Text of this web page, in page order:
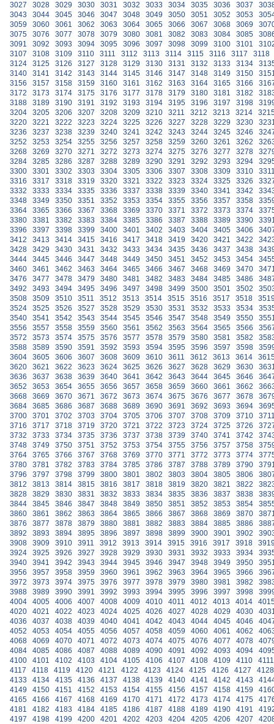
3027
3028 3029 3030 3031 3032 3033 3034 3035 3036 3037
3043
3044 3045 3046 3047 3048 3049 3050 3051 3052 3053
3059
3060 3061 3062 3063 3064 3065 3066 3067 3068 3069
3075
3076 3077 3078 3079 3080 3081 3082 3083 3084 3085
3091
3092 3093 3094 3095 3096 3097 3098 3099 3100 3101
3107
3108 3109 3110 3111 3112 3113 3114 3115 3116 3117
3118
3124
3125 3126 3127 3128 3129 3130 3131 3132 3133 3134
3140
3141 3142 3143 3144 3145 3146 3147 3148 3149 3150
3156
3157 3158 3159 3160 3161 3162 3163 3164 3165 3166
3172
3173 3174 3175 3176 3177 3178 3179 3180 3181 3182
3188
3189 3190 3191 3192 3193 3194 3195 3196 3197 3198
3204
3205 3206 3207 3208 3209 3210 3211 3212 3213 3214
3220
3221 3222 3223 3224 3225 3226 3227 3228 3229 3230
3236
3237 3238 3239 3240 3241 3242 3243 3244 3245 3246
3252
3253 3254 3255 3256 3257 3258 3259 3260 3261 3262
3268
3269 3270 3271 3272 3273 3274 3275 3276 3277 3278
3284
3285 3286 3287 3288 3289 3290 3291 3292 3293 3294
3300
3301 3302 3303 3304 3305 3306 3307 3308 3309 3310
3316
3317 3318 3319 3320 3321 3322 3323 3324 3325 3326
3332
3333 3334 3335 3336 3337 3338 3339 3340 3341 3342
3348
3349 3350 3351 3352 3353 3354 3355 3356 3357 3358
3364
3365 3366 3367 3368 3369 3370 3371 3372 3373 3374
3380
3381 3382 3383 3384 3385 3386 3387 3388 3389 3390
3396
3397 3398 3399 3400 3401 3402 3403 3404 3405 3406
3412
3413 3414 3415 3416 3417 3418 3419 3420 3421 3422
3428
3429 3430 3431 3432 3433 3434 3435 3436 3437 3438
3444
3445 3446 3447 3448 3449 3450 3451 3452 3453 3454
3460
3461 3462 3463 3464 3465 3466 3467 3468 3469 3470
3476
3477 3478 3479 3480 3481 3482 3483 3484 3485 3486
3492
3493 3494 3495 3496 3497 3498 3499 3500 3501 3502
3508
3509 3510 3511 3512 3513 3514 3515 3516 3517 3518
3524
3525 3526 3527 3528 3529 3530 3531 3532 3533 3534
3540
3541 3542 3543 3544 3545 3546 3547 3548 3549 3550
3556
3557 3558 3559 3560 3561 3562 3563 3564 3565 3566
3572
3573 3574 3575 3576 3577 3578 3579 3580 3581 3582
3588
3589 3590 3591 3592 3593 3594 3595 3596 3597 3598
3604
3605 3606 3607 3608 3609 3610 3611 3612 3613 3614
3620
3621 3622 3623 3624 3625 3626 3627 3628 3629 3630
3636
3637 3638 3639 3640 3641 3642 3643 3644 3645 3646
3652
3653 3654 3655 3656 3657 3658 3659 3660 3661 3662
3668
3669 3670 3671 3672 3673 3674 3675 3676 3677 3678
3684
3685 3686 3687 3688 3689 3690 3691 3692 3693 3694
3700
3701 3702 3703 3704 3705 3706 3707 3708 3709 3710
3716
3717 3718 3719 3720 3721 3722 3723 3724 3725 3726
3732
3733 3734 3735 3736 3737 3738 3739 3740 3741 3742
3748
3749 3750 3751 3752 3753 3754 3755 3756 3757 3758
3764
3765 3766 3767 3768 3769 3770 3771 3772 3773 3774
3780
3781 3782 3783 3784 3785 3786 3787 3788 3789 3790
3796
3797 3798 3799 3800 3801 3802 3803 3804 3805 3806
3812
3813 3814 3815 3816 3817 3818 3819 3820 3821 3822
3828
3829 3830 3831 3832 3833 3834 3835 3836 3837 3838
3844
3845 3846 3847 3848 3849 3850 3851 3852 3853 3854
3860
3861 3862 3863 3864 3865 3866 3867 3868 3869 3870
3876
3877 3878 3879 3880 3881 3882 3883 3884 3885 3886
3892
3893 3894 3895 3896 3897 3898 3899 3900 3901 3902
3908
3909 3910 3911 3912 3913 3914 3915 3916 3917 3918
3924
3925 3926 3927 3928 3929 3930 3931 3932 3933 3934
3940
3941 3942 3943 3944 3945 3946 3947 3948 3949 3950
3956
3957 3958 3959 3960 3961 3962 3963 3964 3965 3966
3972
3973 3974 3975 3976 3977 3978 3979 3980 3981 3982
3988
3989 3990 3991 3992 3993 3994 3995 3996 3997 3998
4004
4005 4006 4007 4008 4009 4010 4011 4012 4013 4014
4020
4021 4022 4023 4024 4025 4026 4027 4028 4029 4030
4036
4037 4038 4039 4040 4041 4042 4043 4044 4045 4046
4052
4053 4054 4055 4056 4057 4058 4059 4060 4061 4062
4068
4069 4070 4071 4072 4073 4074 4075 4076 4077 4078
4084
4085 4086 4087 4088 4089 4090 4091 4092 4093 4094
4100
4101 4102 4103 4104 4105 4106 4107 4108 4109 4110
4111
4117
4118 4119 4120 4121 4122 4123 4124 4125 4126 4127
4128
4133
4134 4135 4136 4137 4138 4139 4140 4141 4142 4143
4149
4150 4151 4152 4153 4154 4155 4156 4157 4158 4159
4165
4166 4167 4168 4169 4170 4171 4172 4173 4174 4175
4181
4182 4183 4184 4185 4186 4187 4188 4189 4190 4191
4197
4198 4199 4200 4201 4202 4203 4204 4205 4206 4207